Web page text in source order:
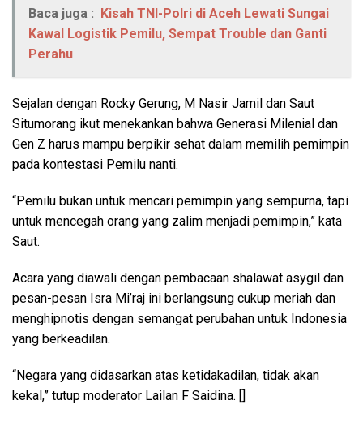
Baca juga :
Kisah TNI-Polri di Aceh Lewati Sungai
Kawal Logistik Pemilu, Sempat Trouble dan Ganti
Perahu
Sejalan dengan Rocky Gerung, M Nasir Jamil dan Saut
Situmorang ikut menekankan bahwa Generasi Milenial dan
Gen Z harus mampu berpikir sehat dalam memilih pemimpin
pada kontestasi Pemilu nanti.
“Pemilu bukan untuk mencari pemimpin yang sempurna, tapi
untuk mencegah orang yang zalim menjadi pemimpin,” kata
Saut.
Acara yang diawali dengan pembacaan shalawat asygil dan
pesan-pesan Isra Mi’raj ini berlangsung cukup meriah dan
menghipnotis dengan semangat perubahan untuk Indonesia
yang berkeadilan.
“Negara yang didasarkan atas ketidakadilan, tidak akan
kekal,” tutup moderator Lailan F Saidina. []